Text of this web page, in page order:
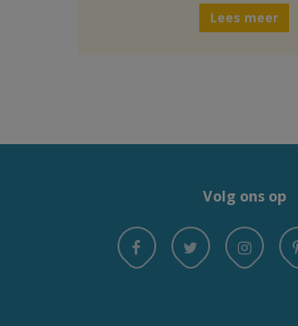
Lees meer
Volg ons op